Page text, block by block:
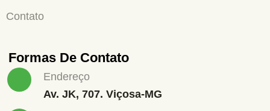
Contato
Formas De Contato
Endereço
Av. JK, 707. Viçosa-MG